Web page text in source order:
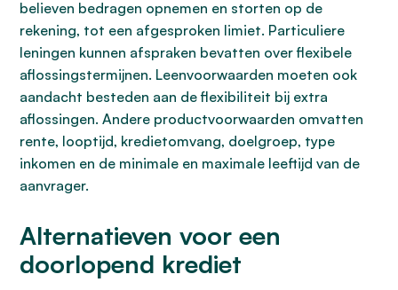
believen bedragen opnemen en storten op de
rekening, tot een afgesproken limiet. Particuliere
leningen kunnen afspraken bevatten over flexibele
aflossingstermijnen. Leenvoorwaarden moeten ook
aandacht besteden aan de flexibiliteit bij extra
aflossingen. Andere productvoorwaarden omvatten
rente, looptijd, kredietomvang, doelgroep, type
inkomen en de minimale en maximale leeftijd van de
aanvrager.
Alternatieven voor een
doorlopend krediet